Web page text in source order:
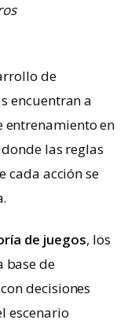
de
encuentran a
entrenamiento en
las reglas
cada acción se
de juegos, los
base de
decisiones
escenario